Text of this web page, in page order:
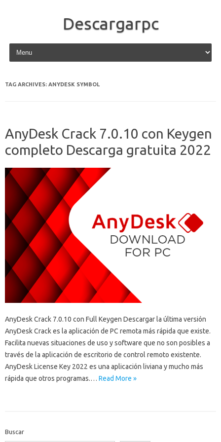
Descargarpc
Skip to content
TAG ARCHIVES: ANYDESK SYMBOL
AnyDesk Crack 7.0.10 con Keygen
completo Descarga gratuita 2022
AnyDesk Crack 7.0.10 con Full Keygen Descargar la última versión
AnyDesk Crack es la aplicación de PC remota más rápida que existe.
Facilita nuevas situaciones de uso y software que no son posibles a
través de la aplicación de escritorio de control remoto existente.
AnyDesk License Key 2022 es una aplicación liviana y mucho más
rápida que otros programas.… Read More »
Buscar